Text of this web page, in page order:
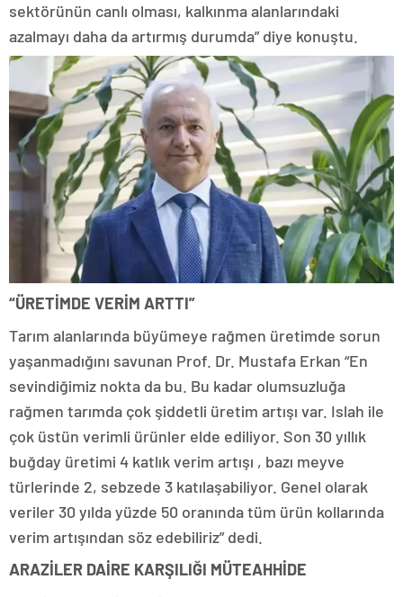
sektörünün canlı olması, kalkınma alanlarındaki
azalmayı daha da artırmış durumda” diye konuştu.
“ÜRETİMDE VERİM ARTTI”
Tarım alanlarında büyümeye rağmen üretimde sorun
yaşanmadığını savunan Prof. Dr. Mustafa Erkan “En
sevindiğimiz nokta da bu. Bu kadar olumsuzluğa
rağmen tarımda çok şiddetli üretim artışı var. Islah ile
çok üstün verimli ürünler elde ediliyor. Son 30 yıllık
buğday üretimi 4 katlık verim artışı , bazı meyve
türlerinde 2, sebzede 3 katılaşabiliyor. Genel olarak
veriler 30 yılda yüzde 50 oranında tüm ürün kollarında
verim artışından söz edebiliriz” dedi.
ARAZİLER DAİRE KARŞILIĞI MÜTEAHHİDE